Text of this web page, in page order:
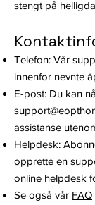
stengt på
Telefon: Vår
innenfor nevnte
E-post: Du kan
assistanse
Helpdesk:
opprette en
online helpdesk
Se også vår FAQ